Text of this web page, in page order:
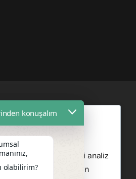
Belgelerini Ve
Profesyonelce
duyuyoruz.
geliştirmemize,
sunmamıza ve trafiği analiz
olur. Hangi çerezlere izin
konuşalım
olabilirim?